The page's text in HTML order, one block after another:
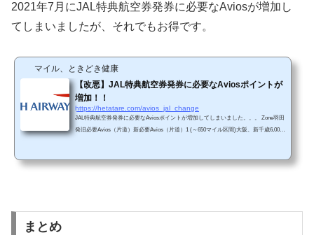
2021年7月にJAL特典航空券発券に必要なAviosが増加し
てしまいましたが、それでもお得です。
マイル、ときどき健康
【改悪】JAL特典航空券発券に必要なAviosポイントが
増加！！
https://hetatare.com/avios_jal_change
JAL特典航空券発券に必要なAviosポイントが増加してしまいました。。。 Zone羽田
発旧必要Avios（片道）新必要Avios（片道）1 (～650マイル区間)大阪、新千歳6,000
方が必要ポイントが多くなってしまいました。JAL マイル（往復）BA Avios（往
まとめ